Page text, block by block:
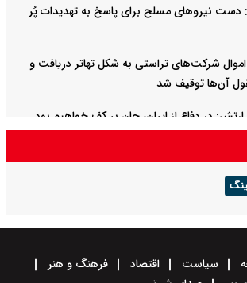
نیروهای مسلح برای پاسخ به تهدیدات پُر
از اموال شرکت‌های تراستی به شکل تهاتر دریافت و
آن‌ها توقیف شد
در دفاع از ایران، جان بر کف خواهیم بود
به مذاکرات ایران و عمان درباره تنگه هرمز:
سیاست اقتصاد
فرهنگ و هنر